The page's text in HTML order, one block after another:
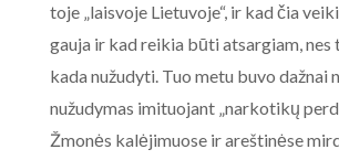
toje „laisvoje Lietuvoje“, ir kad čia
gauja ir kad reikia būti atsargiam, nes
kada nužudyti. Tuo metu buvo dažnai
nužudymas imituojant „narkotikų
Žmonės kalėjimuose ir areštinėse